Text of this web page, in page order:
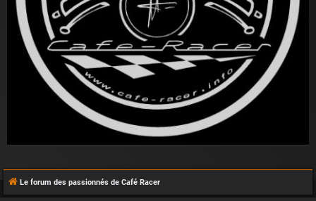
Le forum des passionnés de Café Racer